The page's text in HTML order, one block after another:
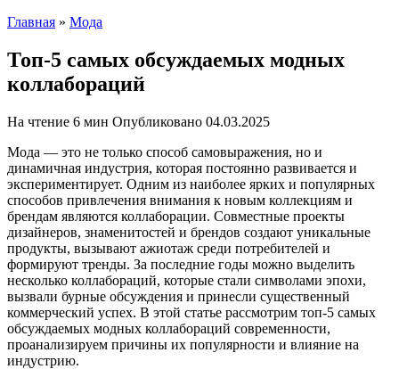
Главная » Мода
Топ-5 самых обсуждаемых модных
коллабораций
На чтение 6 мин Опубликовано 04.03.2025
Мода — это не только способ самовыражения, но и
динамичная индустрия, которая постоянно развивается и
экспериментирует. Одним из наиболее ярких и популярных
способов привлечения внимания к новым коллекциям и
брендам являются коллаборации. Совместные проекты
дизайнеров, знаменитостей и брендов создают уникальные
продукты, вызывают ажиотаж среди потребителей и
формируют тренды. За последние годы можно выделить
несколько коллабораций, которые стали символами эпохи,
вызвали бурные обсуждения и принесли существенный
коммерческий успех. В этой статье рассмотрим топ-5 самых
обсуждаемых модных коллабораций современности,
проанализируем причины их популярности и влияние на
индустрию.